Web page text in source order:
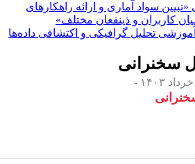
سواد آماری و ارائه راهکارهای
کاربران و ذینفعان مختلف»
تحلیل گرافیکی و اکتشافی داده‌ها
سخنرانی